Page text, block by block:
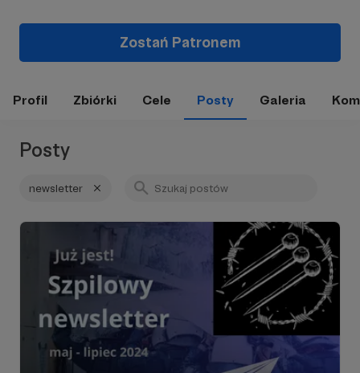
Zostań Patronem
Profil Zbiórki Cele Posty Galeria
Posty
newsletter